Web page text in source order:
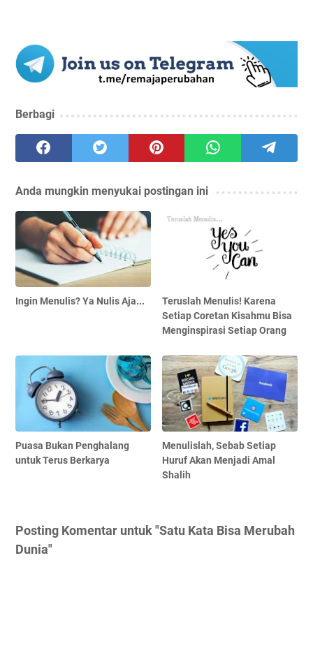
Berbagi
Anda mungkin menyukai postingan ini
Ingin Menulis? Ya Nulis Aja...
Teruslah Menulis! Karena
Setiap Coretan Kisahmu Bisa
Menginspirasi Setiap Orang
Puasa Bukan Penghalang
untuk Terus Berkarya
Menulislah, Sebab Setiap
Huruf Akan Menjadi Amal
Shalih
Posting Komentar untuk "Satu Kata Bisa Merubah
Dunia"